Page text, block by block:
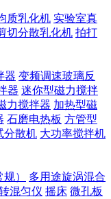
质乳化机 实验室真
切分散乳化机 拍打
器 变频调速玻璃反
器 迷你型磁力搅拌
力搅拌器 加热型磁
石磨电热板 方管型
分散机 大功率搅拌机
）
多用途旋涡混合
混匀仪 摇床 微孔板